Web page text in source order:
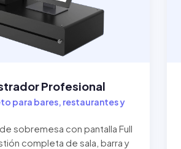
Profesional
para bares, restaurantes y
sobremesa con pantalla Full
completa de sala, barra y